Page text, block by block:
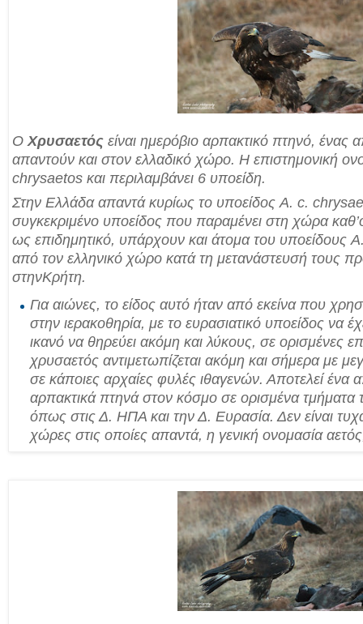
ΟΧρυσαετός είναι ημερόβιο αρπακτικό πτηνό, ένας
απαντούν και στον ελλαδικό χώρο. Η επιστημονική
chrysaetos και περιλαμβάνει 6 υποείδη.
ΣτηνΕλλάδααπαντά κυρίως το υποείδος A. c.
συγκεκριμένο υποείδος που παραμένει στη χώρα
ωςεπιδημητικό, υπάρχουν και άτομα του υποείδους
από τον ελληνικό χώρο κατά τη μετανάστευσή τους
στηνΚρήτη.
Για αιώνες, τοείδος αυτό ήταν από εκείνα που
στηνιερακοθηρία, με το ευρασιατικό υποείδος να
ικανό να θηρεύει ακόμη καιλύκους, σε ορισμένες
χρυσαετός αντιμετωπίζεται ακόμη και σήμερα με
σε κάποιες αρχαίες φυλές ιθαγενών. Αποτελεί ένα
αρπακτικά πτηνά στον κόσμο σε ορισμένα
όπως στις Δ. ΗΠΑ και την Δ. Ευρασία. Δεν είναι
χώρες στις οποίες απαντά, η γενική ονομασίααετός